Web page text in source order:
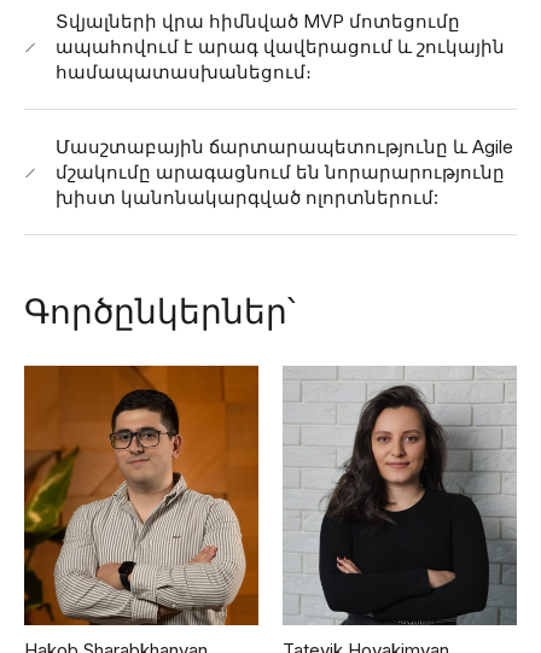
Տվյալների վրա հիմնված MVP մոտեցումը
ապահովում է արագ վավերացում և շուկային
համապատասխանեցում։
Մասշտաբային ճարտարապետությունը և Agile
մշակումը արագացնում են նորարարությունը
խիստ կանոնակարգված ոլորտներում:
Գործընկերներ՝